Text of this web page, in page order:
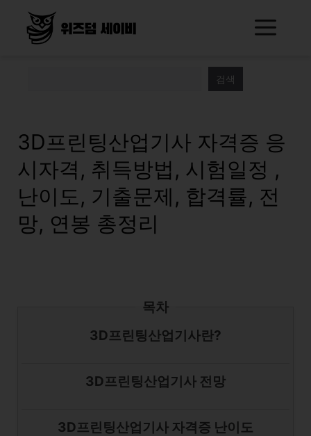
검색
3D프린팅산업기사 자격증 응
시자격, 취득방법, 시험일정 ,
난이도, 기출문제, 합격률, 전
망, 연봉 총정리
목차
3D프린팅산업기사란?
3D프린팅산업기사 전망
3D프린팅산업기사 자격증 난이도